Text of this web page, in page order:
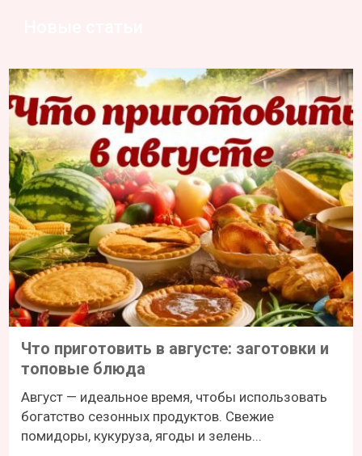
Что приготовить в августе: заготовки и
топовые блюда
Август — идеальное время, чтобы использовать
богатство сезонных продуктов. Свежие
помидоры, кукуруза, ягоды и зелень...